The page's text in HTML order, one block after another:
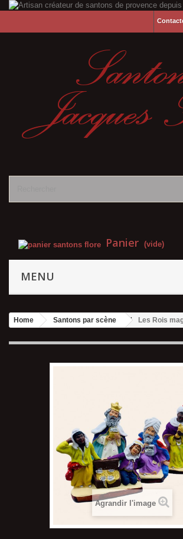
Panier (vide)
MENU
Home Santons par scène Les Rois
Agrandir l'image